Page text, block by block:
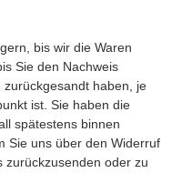
bis wir die Waren
Sie den Nachweis
haben, je
ist. Sie haben die
spätestens binnen
Sie uns über den Widerruf
zurückzusenden oder zu